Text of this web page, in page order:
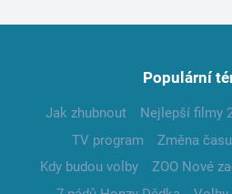
Populární
Jak zhubnout Nejlepší filmy
TV program
Změna času
Kdy budou volby
ZOO Nové